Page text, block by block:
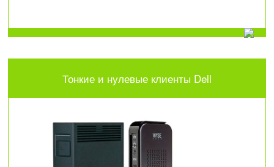
Тонкие и нулевые клиенты Dell